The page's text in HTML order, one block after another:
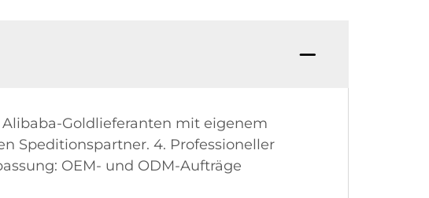
Goldlieferanten mit eigenem
Speditionspartner. 4. Professioneller
OEM- und ODM-Aufträge